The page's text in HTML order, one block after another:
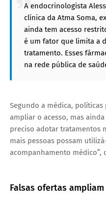
A endocrinologista
clínica da Atma Soma,
ainda tem acesso
é um fator que limita a
tratamento. Esses
na rede pública de
Segundo a médica,
ampliar o acesso, mas
preciso adotar tratamentos
mais pessoas possam
acompanhamento médico”,
Falsas ofertas